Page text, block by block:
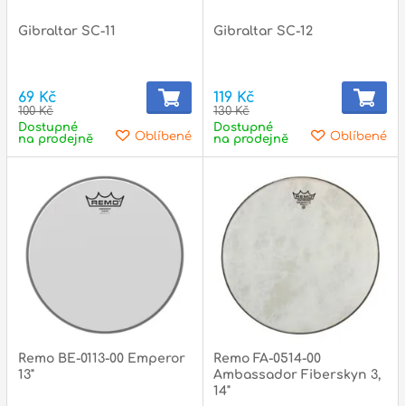
Gibraltar SC-11
69 Kč
100 Kč
Oblíbené
Dostupné
na prodejně
Gibraltar SC-12
119 Kč
130 Kč
Oblíbené
Dostupné
na prodejně
Remo BE-0113-00 Emperor
13"
Remo FA-0514-00
Ambassador Fiberskyn 3,
14"